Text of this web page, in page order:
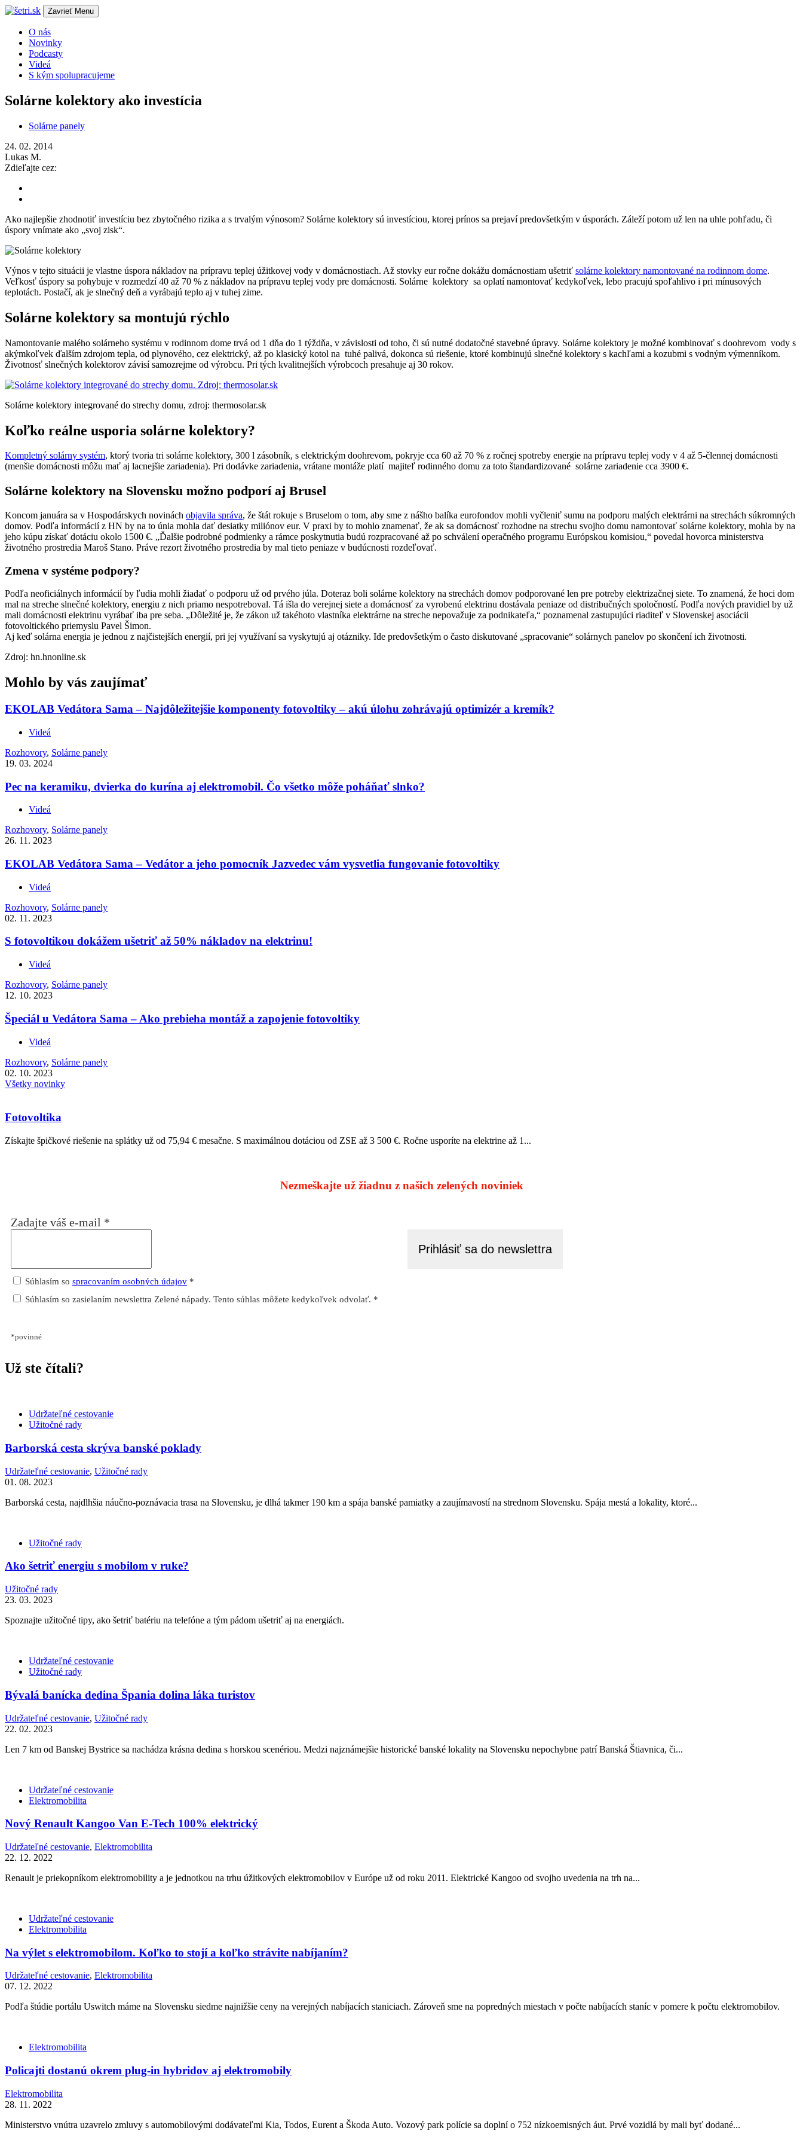
Zavrieť Menu
O nás
Novinky
Podcasty
Videá
S kým spolupracujeme
Solárne kolektory ako investícia
Solárne panely
24. 02. 2014
Lukas M.
Zdieľajte cez:
Ako najlepšie zhodnotiť investíciu bez zbytočného rizika a s trvalým výnosom? Solárne kolektory sú investíciou, ktorej prínos sa prejaví predovšetkým v úsporách. Záleží potom už len na uhle pohľadu, či
úspory vnímate ako „svoj zisk“.
Výnos v tejto situácii je vlastne úspora nákladov na prípravu teplej úžitkovej vody v domácnostiach. Až stovky eur ročne dokážu domácnostiam ušetriť solárne kolektory namontované na rodinnom dome.
Veľkosť úspory sa pohybuje v rozmedzí 40 až 70 % z nákladov na prípravu teplej vody pre domácnosti. Solárne kolektory sa oplatí namontovať kedykoľvek, lebo pracujú spoľahlivo i pri mínusových
teplotách. Postačí, ak je slnečný deň a vyrábajú teplo aj v tuhej zime.
Solárne kolektory sa montujú rýchlo
Namontovanie malého solárneho systému v rodinnom dome trvá od 1 dňa do 1 týždňa, v závislosti od toho, či sú nutné dodatočné stavebné úpravy. Solárne kolektory je možné kombinovať s doohrevom vody s
akýmkoľvek ďalším zdrojom tepla, od plynového, cez elektrický, až po klasický kotol na tuhé palivá, dokonca sú riešenie, ktoré kombinujú slnečné kolektory s kachľami a kozubmi s vodným výmenníkom.
Životnosť slnečných kolektorov závisí samozrejme od výrobcu. Pri tých kvalitnejších výrobcoch presahuje aj 30 rokov.
Solárne kolektory integrované do strechy domu, zdroj: thermosolar.sk
Koľko reálne usporia solárne kolektory?
Kompletný solárny systém, ktorý tvoria tri solárne kolektory, 300 l zásobník, s elektrickým doohrevom, pokryje cca 60 až 70 % z ročnej spotreby energie na prípravu teplej vody v 4 až 5-člennej domácnosti
(menšie domácnosti môžu mať aj lacnejšie zariadenia). Pri dodávke zariadenia, vrátane montáže platí majiteľ rodinného domu za toto štandardizované solárne zariadenie cca 3900 €.
Solárne kolektory na Slovensku možno podporí aj Brusel
Koncom januára sa v Hospodárskych novinách objavila správa, že štát rokuje s Bruselom o tom, aby sme z nášho balíka eurofondov mohli vyčleniť sumu na podporu malých elektrárni na strechách súkromných
domov. Podľa informácií z HN by na to únia mohla dať desiatky miliónov eur. V praxi by to mohlo znamenať, že ak sa domácnosť rozhodne na strechu svojho domu namontovať solárne kolektory, mohla by na
jeho kúpu získať dotáciu okolo 1500 €. „Ďalšie podrobné podmienky a rámce poskytnutia budú rozpracované až po schválení operačného programu Európskou komisiou,“ povedal hovorca ministerstva
životného prostredia Maroš Stano. Práve rezort životného prostredia by mal tieto peniaze v budúcnosti rozdeľovať.
Zmena v systéme podpory?
Podľa neoficiálnych informácií by ľudia mohli žiadať o podporu už od prvého júla. Doteraz boli solárne kolektory na strechách domov podporované len pre potreby elektrizačnej siete. To znamená, že hoci dom
mal na streche slnečné kolektory, energiu z nich priamo nespotreboval. Tá išla do verejnej siete a domácnosť za vyrobenú elektrinu dostávala peniaze od distribučných spoločností. Podľa nových pravidiel by už
mali domácnosti elektrinu vyrábať iba pre seba. „Dôležité je, že zákon už takéhoto vlastníka elektrárne na streche nepovažuje za podnikateľa,“ poznamenal zastupujúci riaditeľ v Slovenskej asociácii
fotovoltického priemyslu Pavel Šimon.
Aj keď solárna energia je jednou z najčistejších energií, pri jej využívaní sa vyskytujú aj otázniky. Ide predovšetkým o často diskutované „spracovanie“ solárnych panelov po skončení ich životnosti.
Zdroj: hn.hnonline.sk
Mohlo by vás zaujímať
EKOLAB Vedátora Sama – Najdôležitejšie komponenty fotovoltiky – akú úlohu zohrávajú optimizér a kremík?
Videá
Rozhovory, Solárne panely
19. 03. 2024
Pec na keramiku, dvierka do kurína aj elektromobil. Čo všetko môže poháňať slnko?
Videá
Rozhovory, Solárne panely
26. 11. 2023
EKOLAB Vedátora Sama – Vedátor a jeho pomocník Jazvedec vám vysvetlia fungovanie fotovoltiky
Videá
Rozhovory, Solárne panely
02. 11. 2023
S fotovoltikou dokážem ušetriť až 50% nákladov na elektrinu!
Videá
Rozhovory, Solárne panely
12. 10. 2023
Špeciál u Vedátora Sama – Ako prebieha montáž a zapojenie fotovoltiky
Videá
Rozhovory, Solárne panely
02. 10. 2023
Všetky novinky
Fotovoltika
Získajte špičkové riešenie na splátky už od 75,94 € mesačne. S maximálnou dotáciou od ZSE až 3 500 €. Ročne usporíte na elektrine až 1...
Nezmeškajte už žiadnu z našich zelených noviniek
Zadajte váš e-mail *
Súhlasím so spracovaním osobných údajov *
Súhlasím so zasielaním newslettra Zelené nápady. Tento súhlas môžete kedykoľvek odvolať. *
*povinné
Už ste čítali?
Udržateľné cestovanie
Užitočné rady
Barborská cesta skrýva banské poklady
Udržateľné cestovanie, Užitočné rady
01. 08. 2023
Barborská cesta, najdlhšia náučno-poznávacia trasa na Slovensku, je dlhá takmer 190 km a spája banské pamiatky a zaujímavostí na strednom Slovensku. Spája mestá a lokality, ktoré...
Užitočné rady
Ako šetriť energiu s mobilom v ruke?
Užitočné rady
23. 03. 2023
Spoznajte užitočné tipy, ako šetriť batériu na telefóne a tým pádom ušetriť aj na energiách.
Udržateľné cestovanie
Užitočné rady
Bývalá banícka dedina Špania dolina láka turistov
Udržateľné cestovanie, Užitočné rady
22. 02. 2023
Len 7 km od Banskej Bystrice sa nachádza krásna dedina s horskou scenériou. Medzi najznámejšie historické banské lokality na Slovensku nepochybne patrí Banská Štiavnica, či...
Udržateľné cestovanie
Elektromobilita
Nový Renault Kangoo Van E-Tech 100% elektrický
Udržateľné cestovanie, Elektromobilita
22. 12. 2022
Renault je priekopníkom elektromobility a je jednotkou na trhu úžitkových elektromobilov v Európe už od roku 2011. Elektrické Kangoo od svojho uvedenia na trh na...
Udržateľné cestovanie
Elektromobilita
Na výlet s elektromobilom. Koľko to stojí a koľko strávite nabíjaním?
Udržateľné cestovanie, Elektromobilita
07. 12. 2022
Podľa štúdie portálu Uswitch máme na Slovensku siedme najnižšie ceny na verejných nabíjacích staniciach. Zároveň sme na popredných miestach v počte nabíjacích staníc v pomere k počtu elektromobilov.
Elektromobilita
Policajti dostanú okrem plug-in hybridov aj elektromobily
Elektromobilita
28. 11. 2022
Ministerstvo vnútra uzavrelo zmluvy s automobilovými dodávateľmi Kia, Todos, Eurent a Škoda Auto. Vozový park polície sa doplní o 752 nízkoemisných áut. Prvé vozidlá by mali byť dodané...